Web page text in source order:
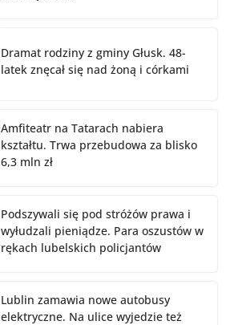
Dramat rodziny z gminy Głusk. 48-
latek znęcał się nad żoną i córkami
Amfiteatr na Tatarach nabiera
kształtu. Trwa przebudowa za blisko
6,3 mln zł
Podszywali się pod stróżów prawa i
wyłudzali pieniądze. Para oszustów w
rękach lubelskich policjantów
Lublin zamawia nowe autobusy
elektryczne. Na ulice wyjedzie też